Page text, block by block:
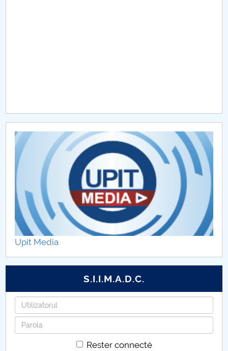
Upit Media
S.I.I.M.A.D.C.
Identifiant
Mot
de
Rester connecté